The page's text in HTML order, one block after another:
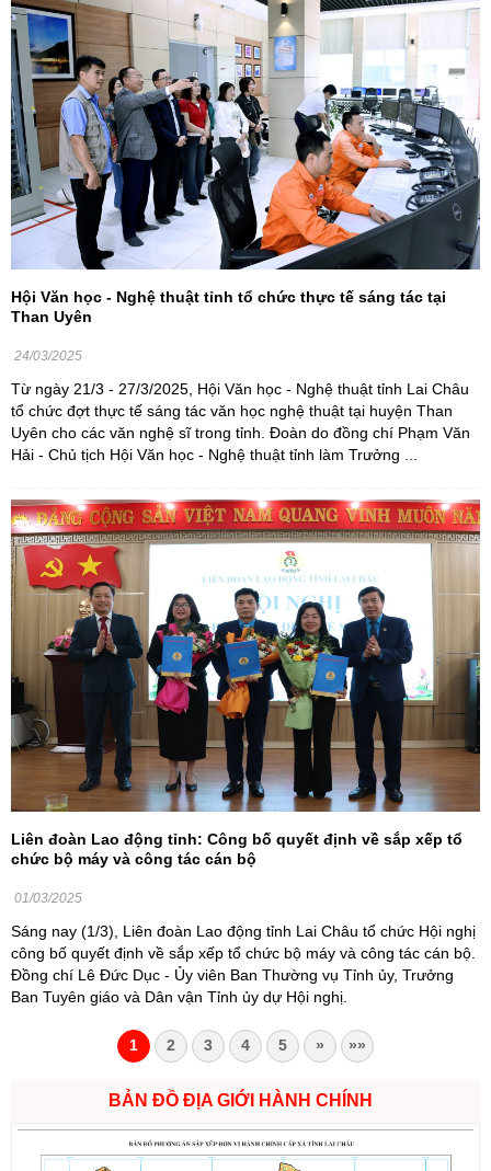
Hội Văn học - Nghệ thuật tỉnh tổ chức thực tế sáng tác tại
Than Uyên
24/03/2025
Từ ngày 21/3 - 27/3/2025, Hội Văn học - Nghệ thuật tỉnh Lai Châu
tổ chức đợt thực tế sáng tác văn học nghệ thuật tại huyện Than
Uyên cho các văn nghệ sĩ trong tỉnh. Đoàn do đồng chí Phạm Văn
Hải - Chủ tịch Hội Văn học - Nghệ thuật tỉnh làm Trưởng ...
Liên đoàn Lao động tỉnh: Công bố quyết định về sắp xếp tổ
chức bộ máy và công tác cán bộ
01/03/2025
Sáng nay (1/3), Liên đoàn Lao động tỉnh Lai Châu tổ chức Hội nghị
công bố quyết định về sắp xếp tổ chức bộ máy và công tác cán bộ.
Đồng chí Lê Đức Dục - Ủy viên Ban Thường vụ Tỉnh ủy, Trưởng
Ban Tuyên giáo và Dân vận Tỉnh ủy dự Hội nghị.
1 2 3 4 5 » »»
BẢN ĐỒ ĐỊA GIỚI HÀNH CHÍNH